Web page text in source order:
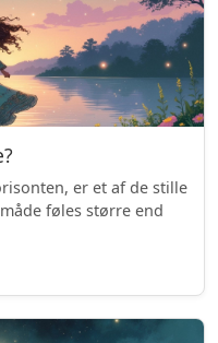
er et af de stille
føles større end